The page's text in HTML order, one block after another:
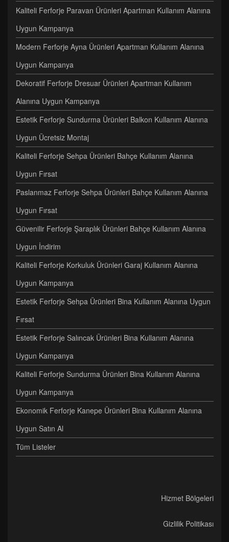
Kaliteli Ferforje Paravan Ürünleri Apartman Kullanım Alanına
Uygun Kampanya
Modern Ferforje Ayna Ürünleri Apartman Kullanım Alanına
Uygun Kampanya
Dekoratif Ferforje Dresuar Ürünleri Apartman Kullanım
Alanına Uygun Kampanya
Estetik Ferforje Sundurma Ürünleri Balkon Kullanım Alanına
Uygun Ücretsiz Montaj
Kaliteli Ferforje Sehpa Ürünleri Bahçe Kullanım Alanına
Uygun Fırsat
Paslanmaz Ferforje Sehpa Ürünleri Bahçe Kullanım Alanına
Uygun Fırsat
Güvenilir Ferforje Şaraplık Ürünleri Bahçe Kullanım Alanına
Uygun İndirim
Kaliteli Ferforje Korkuluk Ürünleri Garaj Kullanım Alanına
Uygun Kampanya
Estetik Ferforje Sehpa Ürünleri Bina Kullanım Alanına Uygun
Fırsat
Estetik Ferforje Salıncak Ürünleri Bina Kullanım Alanına
Uygun Kampanya
Kaliteli Ferforje Sundurma Ürünleri Bina Kullanım Alanına
Uygun Kampanya
Ekonomik Ferforje Kanepe Ürünleri Bina Kullanım Alanına
Uygun Satın Al
Tüm Listeler
Hizmet Bölgeleri
Gizlilik Politikası